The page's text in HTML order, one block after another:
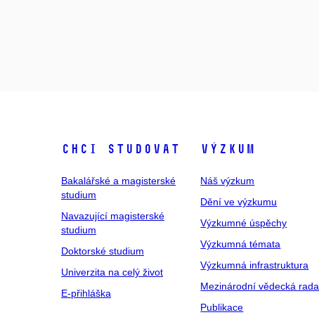
Chci studovat
Bakalářské a magisterské
studium
Navazující magisterské
studium
Doktorské studium
Univerzita na celý život
E-přihláška
Výzkum
Náš výzkum
Dění ve výzkumu
Výzkumné úspěchy
Výzkumná témata
Výzkumná infrastruktura
Mezinárodní vědecká rada
Publikace